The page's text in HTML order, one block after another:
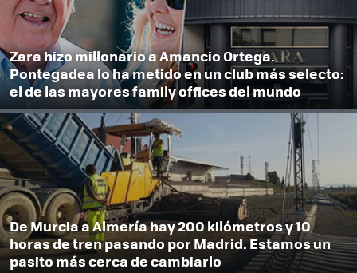
Zara hizo millonario a Amancio Ortega.
Pontegadea lo ha metido en un club más selecto:
el de las mayores family offices del mundo
De Murcia a Almería hay 200 kilómetros y 10
horas de tren pasando por Madrid. Estamos un
pasito más cerca de cambiarlo